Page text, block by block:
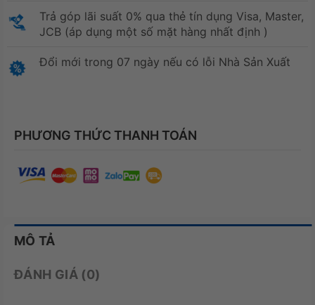
Trả góp lãi suất 0% qua thẻ tín dụng Visa, Master,
JCB (áp dụng một số mặt hàng nhất định )
Đổi mới trong 07 ngày nếu có lỗi Nhà Sản Xuất
PHƯƠNG THỨC THANH TOÁN
MÔ TẢ
ĐÁNH GIÁ (0)